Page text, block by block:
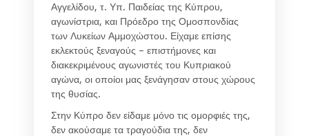
Αγγελίδου, τ. Υπ. Παιδείας της Κύπρου,
αγωνίστρια, και Πρόεδρο της Ομοσπονδίας
των Λυκείων Αμμοχώστου. Είχαμε επίσης
εκλεκτούς ξεναγούς – επιστήμονες και
διακεκριμένους αγωνιστές του Κυπριακού
αγώνα, οι οποίοι μας ξενάγησαν στους χώρους
της θυσίας.
Στην Κύπρο δεν είδαμε μόνο τις ομορφιές της,
δεν ακούσαμε τα τραγούδια της, δεν